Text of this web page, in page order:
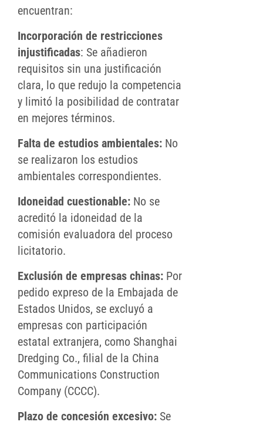
encuentran:
Incorporación de restricciones
injustificadas: Se añadieron
requisitos sin una justificación
clara, lo que redujo la competencia
y limitó la posibilidad de contratar
en mejores términos.
Falta de estudios ambientales: No
se realizaron los estudios
ambientales correspondientes.
Idoneidad cuestionable: No se
acreditó la idoneidad de la
comisión evaluadora del proceso
licitatorio.
Exclusión de empresas chinas: Por
pedido expreso de la Embajada de
Estados Unidos, se excluyó a
empresas con participación
estatal extranjera, como Shanghai
Dredging Co., filial de la China
Communications Construction
Company (CCCC).
Plazo de concesión excesivo: Se